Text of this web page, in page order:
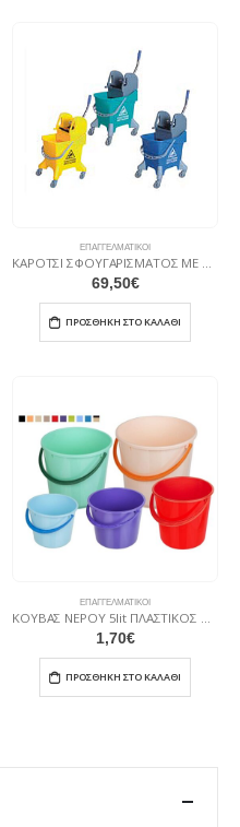
ΕΠΑΓΓΕΛΜΑΤΙΚΟΊ
69,50€
ΠΡΟΣΘΉΚΗ ΣΤΟ ΚΑΛΆΘΙ
ΕΠΑΓΓΕΛΜΑΤΙΚΟΊ
1,70€
ΠΡΟΣΘΉΚΗ ΣΤΟ ΚΑΛΆΘΙ